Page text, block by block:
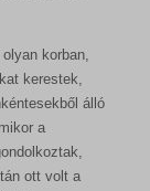
korban,
kerestek,
álló
a
ott volt a